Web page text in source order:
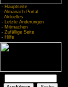
- Hauptseite
- Almanach-Portal
- Aktuelles
- Letzte Änderungen
- Mitmachen
- Zufällige Seite
- Hilfe